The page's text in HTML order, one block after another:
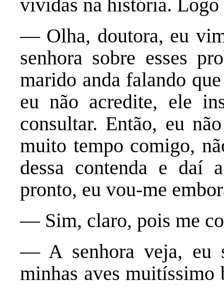
vividas na história.
— Olha, doutora, eu
senhora sobre esses
marido anda falando
eu não acredite, ele
consultar. Então, eu
muito tempo comigo,
dessa contenda e daí
pronto, eu vou-me
— Sim, claro, pois me
— A senhora veja, eu
minhas aves muitíssimo